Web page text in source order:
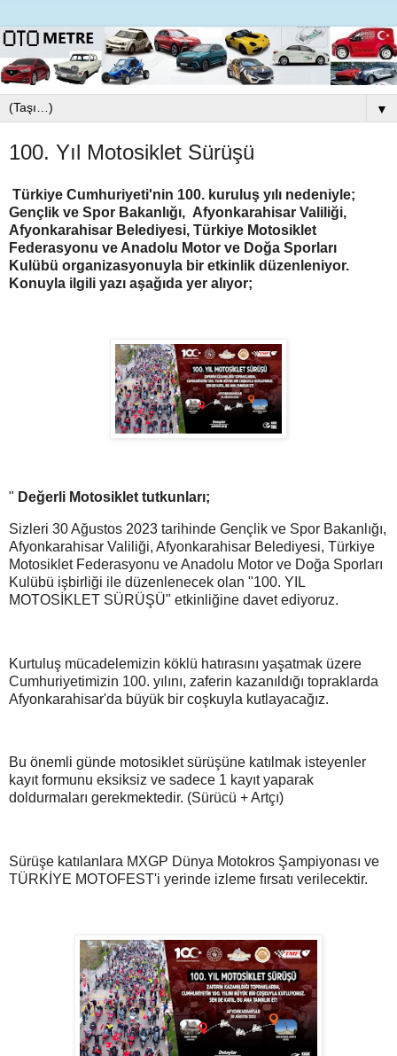
▼
100. Yıl Motosiklet Sürüşü
Türkiye Cumhuriyeti'nin 100. kuruluş yılı nedeniyle;
Gençlik ve Spor Bakanlığı, Afyonkarahisar Valiliği,
Afyonkarahisar Belediyesi, Türkiye Motosiklet
Federasyonu ve Anadolu Motor ve Doğa Sporları
Kulübü organizasyonuyla bir etkinlik düzenleniyor.
Konuyla ilgili yazı aşağıda yer alıyor;
" Değerli Motosiklet tutkunları;
Sizleri 30 Ağustos 2023 tarihinde Gençlik ve Spor Bakanlığı,
Afyonkarahisar Valiliği, Afyonkarahisar Belediyesi, Türkiye
Motosiklet Federasyonu ve Anadolu Motor ve Doğa Sporları
Kulübü işbirliği ile düzenlenecek olan "100. YIL
MOTOSİKLET SÜRÜŞÜ" etkinliğine davet ediyoruz.
Kurtuluş mücadelemizin köklü hatırasını yaşatmak üzere
Cumhuriyetimizin 100. yılını, zaferin kazanıldığı topraklarda
Afyonkarahisar'da büyük bir coşkuyla kutlayacağız.
Bu önemli günde motosiklet sürüşüne katılmak isteyenler
kayıt formunu eksiksiz ve sadece 1 kayıt yaparak
doldurmaları gerekmektedir. (Sürücü + Artçı)
Sürüşe katılanlara MXGP Dünya Motokros Şampiyonası ve
TÜRKİYE MOTOFEST'i yerinde izleme fırsatı verilecektir.